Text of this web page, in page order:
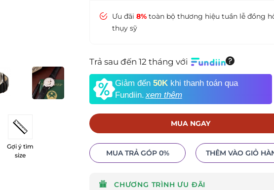
Gợi ý tìm
size
Ưu đãi 8% toàn bộ thương hiệu tuần lễ đồng
thụy sỹ
Trả sau đến 12 tháng với
Giảm đến 50K khi thanh toán qua
Fundiin.xem thêm
MUA NGAY
MUA TRẢ GÓP 0% THÊM VÀO GIỎ
CHƯƠNG TRÌNH ƯU ĐÃI